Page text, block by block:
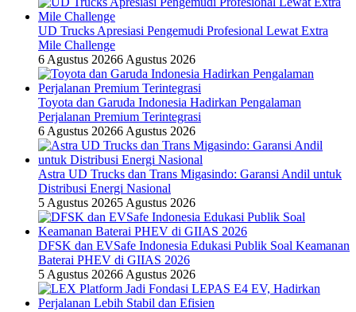
UD Trucks Apresiasi Pengemudi Profesional Lewat Extra
Mile Challenge
6 Agustus 20266 Agustus 2026
Toyota dan Garuda Indonesia Hadirkan Pengalaman
Perjalanan Premium Terintegrasi
6 Agustus 20266 Agustus 2026
Astra UD Trucks dan Trans Migasindo: Garansi Andil untuk
Distribusi Energi Nasional
5 Agustus 20265 Agustus 2026
DFSK dan EVSafe Indonesia Edukasi Publik Soal Keamanan
Baterai PHEV di GIIAS 2026
5 Agustus 20266 Agustus 2026